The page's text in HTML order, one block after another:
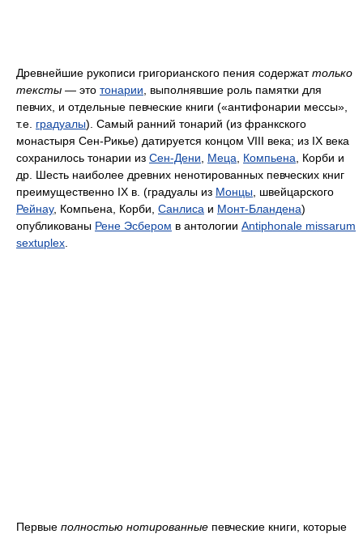
Древнейшие рукописи григорианского пения содержаттолько
тексты — это тонарии , выполнявшие роль памятки для
певчих, и отдельные певческие книги («антифонарии мессы»,
т.е. градуалы). Самый ранний тонарий (из франкского
монастыря Сен-Рикье) датируется концом VIII века; из IX века
сохранилось тонарии из Сен-Дени Меца Компьена , Корби и
др. Шесть наиболее древних ненотированных певческих книг
преимущественно IX в. (градуалы из Монцы , швейцарского
Рейнау, Компьена, Корби, Санлиса и Монт-Бландена)
опубликованы Рене Эсбером в антологии Antiphonale missarum
sextuplex
Первые полностью нотированные певческие книги, которые